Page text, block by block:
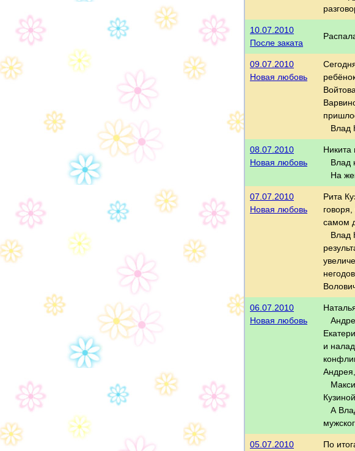
10.07.2010
После заката
09.07.2010
Новая любовь
Влад
08.07.2010
Новая любовь
Никита
Влад
На
07.07.2010
Новая любовь
Рита
самом
Влад
06.07.2010
Новая любовь
и
А
05.07.2010
По